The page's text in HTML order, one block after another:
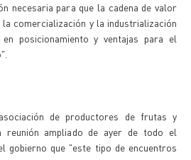
necesaria para que la cadena de valor
comercialización y la industrialización
posicionamiento y ventajas para el
de productores de frutas y
reunión ampliado de ayer de todo el
gobierno que "este tipo de encuentros